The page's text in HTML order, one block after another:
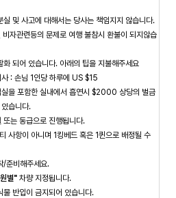
실 및 사고에 대해서는 당사는 책임지지 않습니다.
자관련등의 문제로 여행 불참시 환불이 되지않습
되어 있습니다. 아래의 팁을 지불해주세요
: 손님 1인당 하루에 US $15
실을 포함한 실내에서 흡연시 $2000 상당의 벌금
습니다.
또는 동급으로 진행됩니다.
사항이 아니며 1킹베드 혹은 1퀸으로 배정될 수
/준비해주세요.
별" 차량 지정됩니다.
물 반입이 금지되어 있습니다.